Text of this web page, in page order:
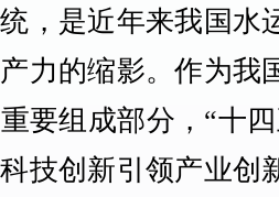
，是近年来我国水
力的缩影。作为我
要组成部分，“十
技创新引领产业创